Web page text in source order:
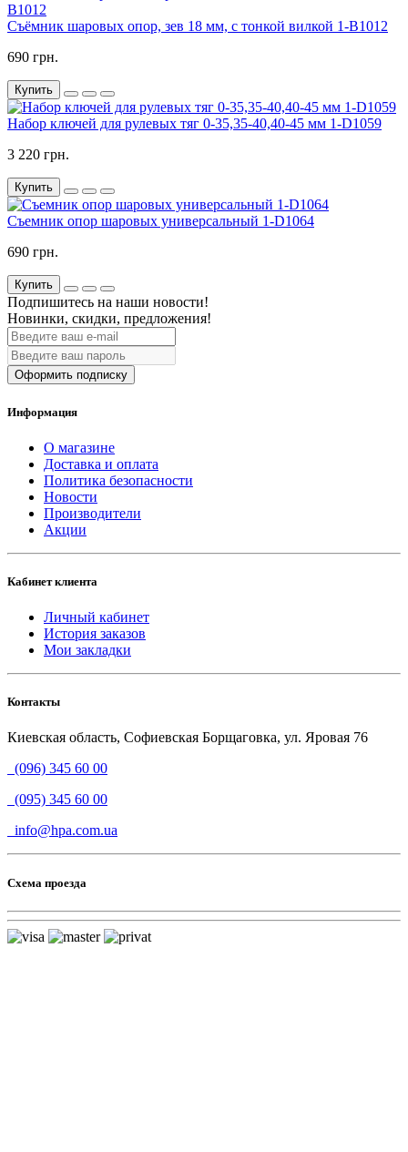
Съёмник шаровых опор, зев 18 мм, с тонкой вилкой 1-B1012
690 грн.
Купить
Набор ключей для рулевых тяг 0-35,35-40,40-45 мм 1-D1059
3 220 грн.
Купить
Съемник опор шаровых универсальный 1-D1064
690 грн.
Купить
Подпишитесь на наши новости!
Новинки, скидки, предложения!
Оформить подписку
Информация
О магазине
Доставка и оплата
Политика безопасности
Новости
Производители
Акции
Кабинет клиента
Личный кабинет
История заказов
Мои закладки
Контакты
Киевская область, Софиевская Борщаговка, ул. Яровая 76
(096) 345 60 00
(095) 345 60 00
info@hpa.com.ua
Схема проезда